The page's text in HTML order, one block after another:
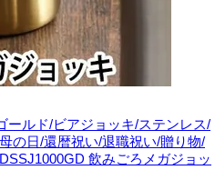
ールド/ビアジョッキ/ステンレス/
の日/還暦祝い/退職祝い/贈り物/
飲みごろメガジョッ